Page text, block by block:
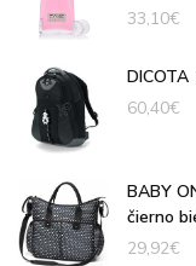
33,10€
DICOTA
60,40€
BABY
čierno
29,92€